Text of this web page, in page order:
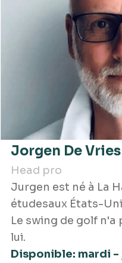
Jorgen De Vries
Head pro
Jurgen est né à La
étudesaux États-
Le swing de golf
lui.
Disponible: mardi